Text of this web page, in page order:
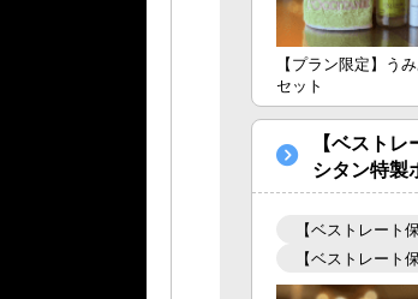
【プラン限定】う
セット
【ベスト
シタン特
【ベストレート
【ベストレート